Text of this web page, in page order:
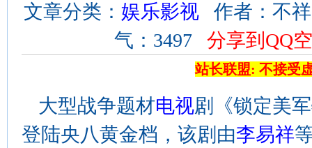
文章分类： 娱乐影视作者：不祥
气：3497 分享到QQ
站长联盟: 不接受
大型战争题材电视剧《锁定美
登陆央八黄金档，该剧由李易祥